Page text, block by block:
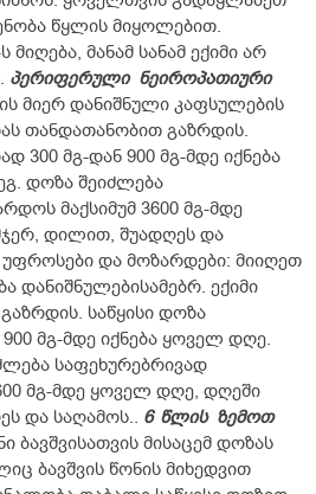
წყლის მიყოლებით.
მიღება, მანამ სანამ ექიმი არ
პერიფერული ნეიროპათიური
მიერ დანიშნული კაფსულების
თანდათანობით გაზრდის.
300 მგ-დან 900 მგ-მდე იქნება
დოზა შეიძლება
მაქსიმუმ 3600 მგ-მდე
დილით, შუადღეს და
უფროსები და მოზარდები: მიიღეთ
დანიშნულებისამებრ. ექიმი
საწყისი დოზა
მგ-მდე იქნება ყოველ დღე.
საფეხურებრივად
მგ-მდე ყოველ დღე, დღეში
და საღამოს.. 6 წლის ზემოთ
ბავშვისათვის მისაცემ დოზას
ბავშვის წონის მიხედვით